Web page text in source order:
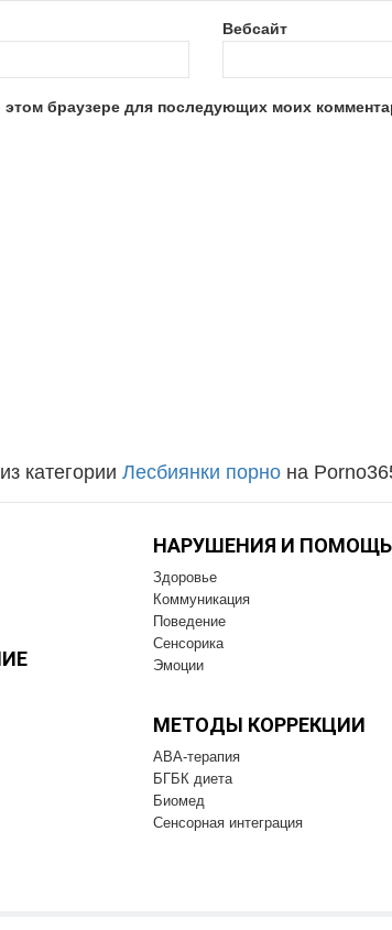
Вебсайт
браузере для последующих моих
категории Лесбиянки порнона
НАРУШЕНИЯ И ПОМОЩЬ
Здоровье
Коммуникация
Поведение
Сенсорика
Эмоции
МЕТОДЫ КОРРЕКЦИИ
ABA-терапия
БГБК диета
Биомед
Cенсорная интеграция